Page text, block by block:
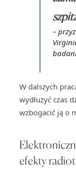
–
W dalszych
wydłużyć czas
wzbogacić ją o
efekty